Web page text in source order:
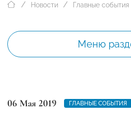
Новости Главные события
Меню
06 Мая 2019 ГЛАВНЫЕ СОБЫТИЯ